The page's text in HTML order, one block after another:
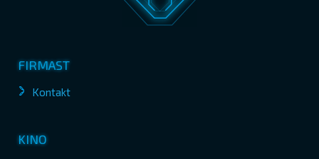
FIRMAST
Kontakt
KINO